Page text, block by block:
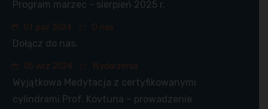
Program marzec - sierpień 2025 r.
01 paź 2024 O nas
Dołącz do nas.
05 wrz 2024 Wydarzenia
Wyjątkowa Medytacja z certyfikowanymi
cylindrami Prof. Kovtuna – prowadzenie